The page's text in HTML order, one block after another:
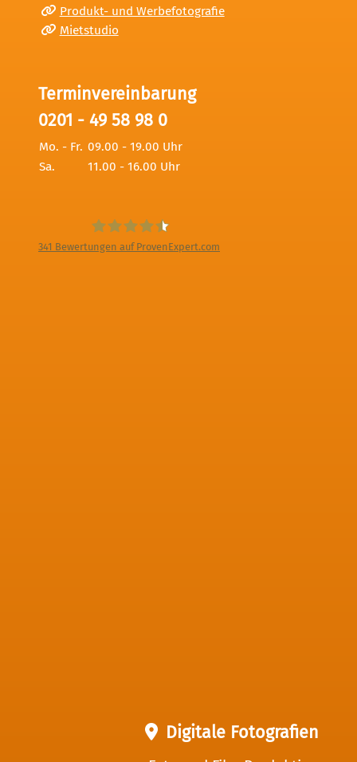
Produkt- und Werbefotografie
Mietstudio
Terminvereinbarung
0201 - 49 58 98 0
Mo. - Fr. 09.00 - 19.00 Uhr
Sa.
11.00 - 16.00 Uhr
341 Bewertungen auf ProvenExpert.com
Digitale Fotografien